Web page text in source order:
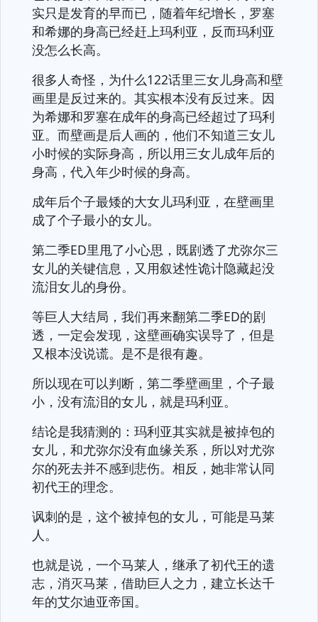
实只是发育的早而已，随着年纪增长，罗塞
和希娜的身高已经赶上玛利亚，反而玛利亚
没怎么长高。
很多人奇怪，为什么122话里三女儿身高和壁
画里是反过来的。其实根本没有反过来。因
为希娜和罗塞在成年的身高已经超过了玛利
亚。而壁画是后人画的，他们不知道三女儿
小时候的实际身高，所以用三女儿成年后的
身高，代入年少时候的身高。
成年后个子最矮的大女儿玛利亚，在壁画里
成了个子最小的女儿。
第二季ED里甩了小心思，既剧透了尤弥尔三
女儿的关键信息，又用叙述性诡计隐藏起没
流泪女儿的身份。
等巨人大结局，我们再来翻第二季ED的剧
透，一定会发现，这壁画确实误导了，但是
又根本没说谎。是不是很有趣。
所以现在可以判断，第二季壁画里，个子最
小，没有流泪的女儿，就是玛利亚。
结论是我猜测的：玛利亚其实就是被掉包的
女儿，和尤弥尔没有血缘关系，所以对尤弥
尔的死去并不感到悲伤。相反，她非常认同
初代王的理念。
讽刺的是，这个被掉包的女儿，可能是马莱
人。
也就是说，一个马莱人，继承了初代王的遗
志，消灭马莱，借助巨人之力，建立长达千
年的艾尔迪亚帝国。